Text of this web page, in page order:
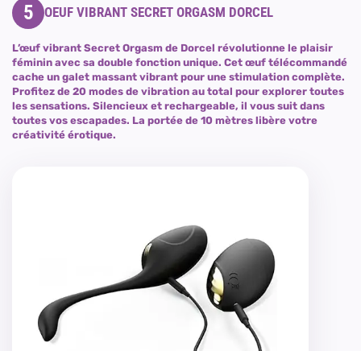
5 OEUF VIBRANT SECRET ORGASM DORCEL
L’œuf vibrant Secret Orgasm de Dorcel révolutionne le plaisir
féminin avec sa double fonction unique. Cet œuf télécommandé
cache un galet massant vibrant pour une stimulation complète.
Profitez de 20 modes de vibration au total pour explorer toutes
les sensations. Silencieux et rechargeable, il vous suit dans
toutes vos escapades. La portée de 10 mètres libère votre
créativité érotique.